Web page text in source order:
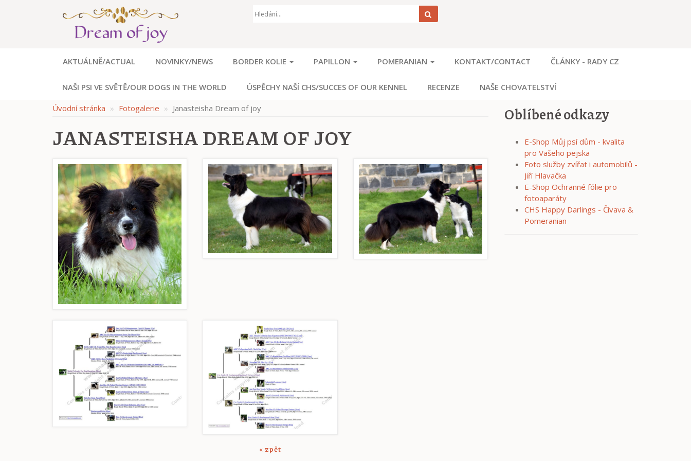
AKTUÁLNĚ/ACTUAL NOVINKY/NEWS BORDER KOLIE PAPILLON POMERANIAN KONTAKT/CONTACT ČLÁNKY - RADY CZ
NAŠI PSI VE SVĚTĚ/OUR DOGS IN THE WORLD ÚSPĚCHY NAŠÍ CHS/SUCCES OF OUR KENNEL RECENZE NAŠE CHOVATELSTVÍ
Úvodní stránka Fotogalerie Janasteisha Dream of joy
JANASTEISHA DREAM OF JOY
« zpět
Oblíbené odkazy
E-Shop Můj psí dům - kvalita
pro Vašeho pejska
Foto služby zvířat i automobilů -
Jiří Hlavačka
E-Shop Ochranné fólie pro
fotoaparáty
CHS Happy Darlings - Čivava &
Pomeranian